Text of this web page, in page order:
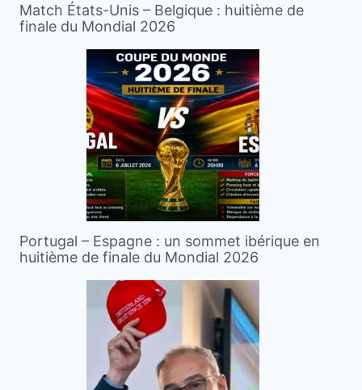
Match États-Unis – Belgique : huitième de
finale du Mondial 2026
Portugal – Espagne : un sommet ibérique en
huitième de finale du Mondial 2026